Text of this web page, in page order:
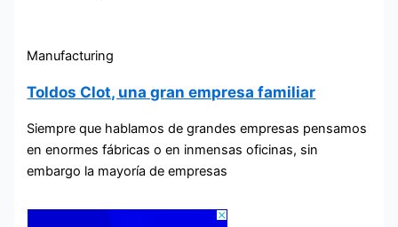
Manufacturing
Toldos Clot, una gran empresa familiar
Siempre que hablamos de grandes empresas pensamos
en enormes fábricas o en inmensas oficinas, sin
embargo la mayoría de empresas